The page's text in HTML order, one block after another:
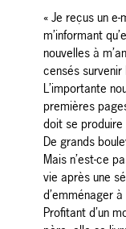
« Je reçus un e-
m’informant
nouvelles à
censés
L’importante
premières
doit se
De grands
Mais n’est-ce
vie après une
d’emménager
Profitant d’un